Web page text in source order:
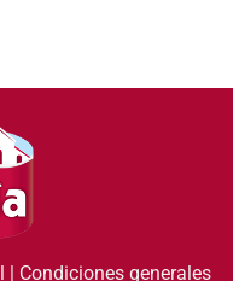
Condiciones generales